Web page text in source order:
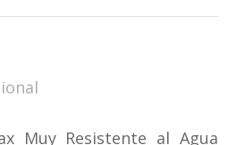
Pinterest
Muy Resistente al Agua